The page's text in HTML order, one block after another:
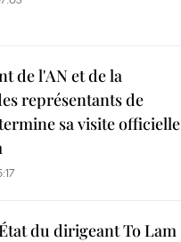
de l'AN et de la
représentants de
sa visite officielle
du dirigeant To Lam